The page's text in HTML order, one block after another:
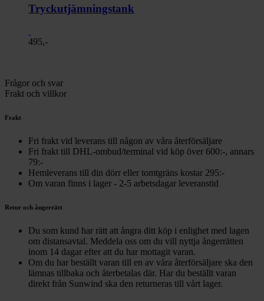
Tryckutjämningstank
495,-
Frågor och svar
Frakt och villkor
Frakt
Fri frakt vid leverans till någon av våra återförsäljare
Fri frakt till DHL-ombud/terminal vid köp över 600:-, annars
79:-
Hemleverans till din dörr eller tomtgräns kostar 295:-
Om varan finns i lager - 2-5 arbetsdagar leveranstid
Retur och ångerrätt
Du som kund har rätt att ångra ditt köp i enlighet med lagen
om distansavtal. Meddela oss om du vill nyttja ångerrätten
inom 14 dagar efter att du har mottagit varan.
Om du har beställt varan till en av våra återförsäljare ska den
lämnas tillbaka och återbetalas där. Har du beställt varan
direkt från Sunwind ska den returneras till vårt lager.